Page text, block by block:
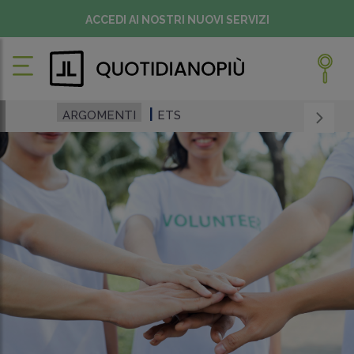
ACCEDI AI NOSTRI NUOVI SERVIZI
ARGOMENTI ETS